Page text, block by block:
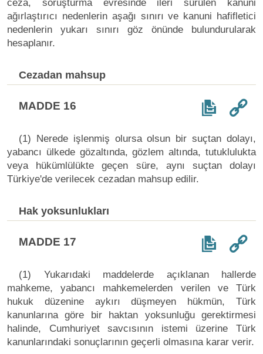
ceza, soruşturma evresinde ileri sürülen kanuni
ağırlaştırıcı nedenlerin aşağı sınırı ve kanuni hafifletici
nedenlerin yukarı sınırı göz önünde bulundurularak
hesaplanır.
Cezadan mahsup
MADDE 16
(1) Nerede işlenmiş olursa olsun bir suçtan dolayı,
yabancı ülkede gözaltında, gözlem altında, tutuklulukta
veya hükümlülükte geçen süre, aynı suçtan dolayı
Türkiye'de verilecek cezadan mahsup edilir.
Hak yoksunlukları
MADDE 17
(1) Yukarıdaki maddelerde açıklanan hallerde
mahkeme, yabancı mahkemelerden verilen ve Türk
hukuk düzenine aykırı düşmeyen hükmün, Türk
kanunlarına göre bir haktan yoksunluğu gerektirmesi
halinde, Cumhuriyet savcısının istemi üzerine Türk
kanunlarındaki sonuçlarının geçerli olmasına karar verir.